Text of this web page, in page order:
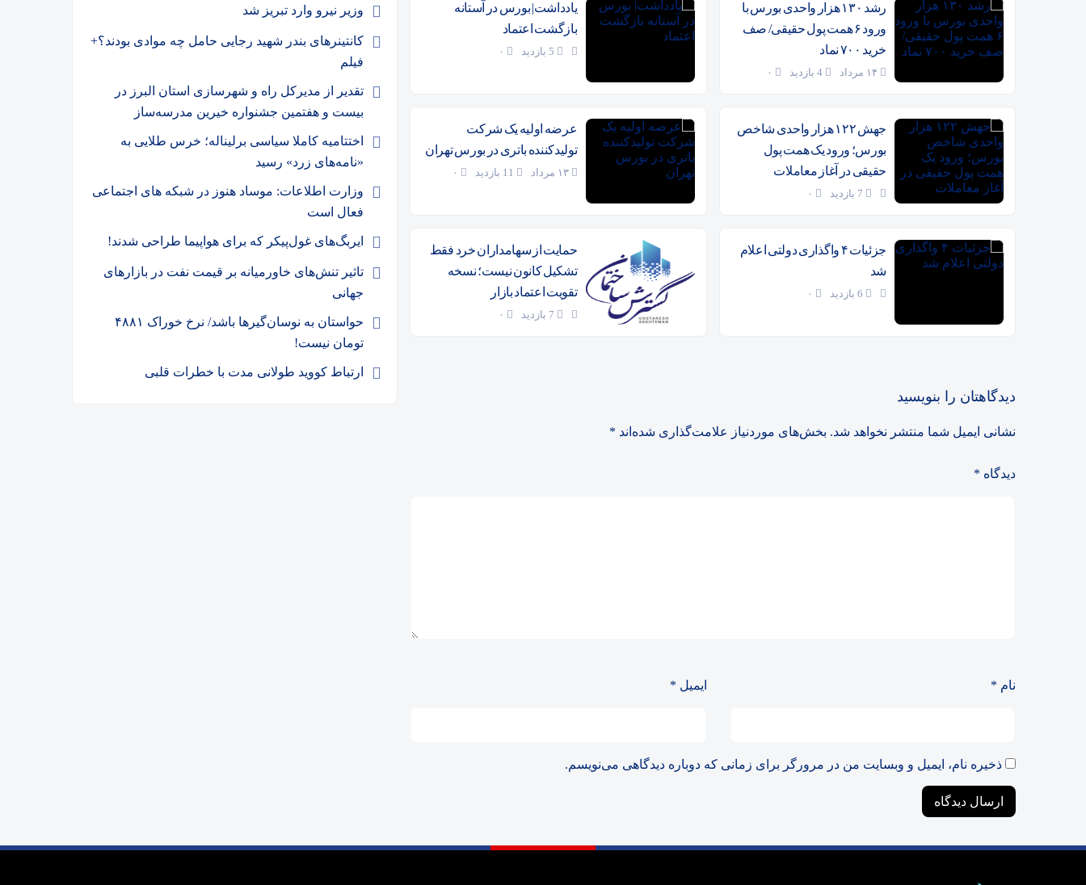
رشد ۱۳۰ هزار واحدی بورس با
ورود ۶ همت پول حقیقی/ صف
خرید ۷۰۰ نماد
۰
یادداشت| بورس در آستانه
بازگشت اعتماد
۰
جهش ۱۲۲ هزار واحدی شاخص
بورس؛ ورود یک همت پول
حقیقی در آغاز معاملات
۰
عرضه اولیه یک شرکت
تولیدکننده باتری در بورس تهران
۱۳ مرداد ۰
جزئیات ۴ واگذاری دولتی اعلام
شد
۰
حمایت از سهامداران خرد فقط
تشکیل کانون نیست؛ نسخه
تقویت اعتماد بازار
۰
دیدگاهتان را بنویسید
نشانی ایمیل شما منتشر نخواهد شد. بخش‌های موردنیاز علامت‌گذاری شده‌اند *
دیدگاه *
نام * ایمیل *
ذخیره نام، ایمیل و وبسایت من در مرورگر برای زمانی که دوباره دیدگاهی می‌نویسم.
وزیر نیرو وارد تبریز شد
کانتینرهای بندر شهید رجایی حامل چه موادی بودند؟+
فیلم
تقدیر از مدیرکل راه و شهرسازی استان البرز در
بیست و هفتمین جشنواره خیرین مدرسه‌ساز
اختتامیه کاملا سیاسی برلیناله؛ خرس طلایی به
«نامه‌های زرد» رسید
وزارت اطلاعات: موساد هنوز در شبکه های اجتماعی
فعال است
ایربگ‌های غول‌پیکر که برای هواپیما طراحی شدند!
تاثیر تنش‌های خاورمیانه بر قیمت نفت در بازارهای
جهانی
حواستان به نوسان‌گیرها باشد/ نرخ خوراک ۴۸۸۱
تومان نیست!
ارتباط کووید طولانی مدت با خطرات قلبی